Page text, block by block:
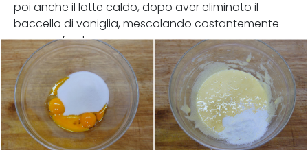
poi anche il latte caldo, dopo aver eliminato il
baccello di vaniglia, mescolando costantemente
con una frusta.